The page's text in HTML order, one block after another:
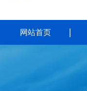
网站首页